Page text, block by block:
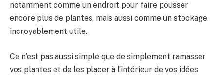
notamment comme un endroit pour faire pousser
encore plus de plantes, mais aussi comme un stockage
incroyablement utile.
Ce n’est pas aussi simple que de simplement ramasser
vos plantes et de les placer à l’intérieur de vos idées